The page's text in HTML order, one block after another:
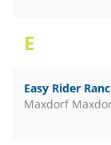
E
Easy Rider
Maxdorf